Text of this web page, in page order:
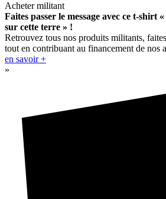
Acheter militant
Faites passer le message avec ce t-shirt
sur cette terre » !
Retrouvez tous nos produits militants,
tout en contribuant au financement de nos
en savoir +
»